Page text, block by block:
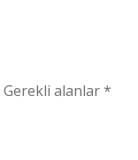
Gerekli alanlar*